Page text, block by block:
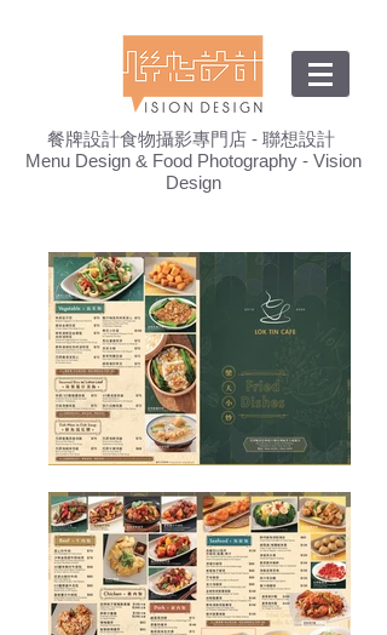
餐牌設計食物攝影專門店 - 聯想設計
Menu Design & Food Photography - Vision
Design